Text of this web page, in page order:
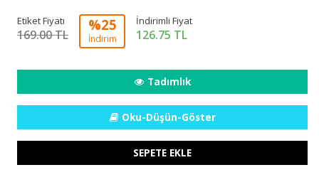
Etiket Fiyatı
169.00 TL
%25
İndirim
İndirimli Fiyat
126.75 TL
Tadımlık
Oku-Düşün-Göster
SEPETE EKLE